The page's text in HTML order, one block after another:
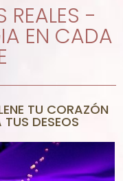
REALES -
EN CADA
TU CORAZÓN
DESEOS